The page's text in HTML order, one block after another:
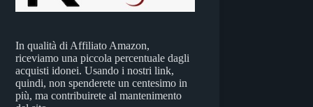
In qualità di Affiliato Amazon,
riceviamo una piccola percentuale dagli
acquisti idonei. Usando i nostri link,
quindi, non spenderete un centesimo in
più, ma contribuirete al mantenimento